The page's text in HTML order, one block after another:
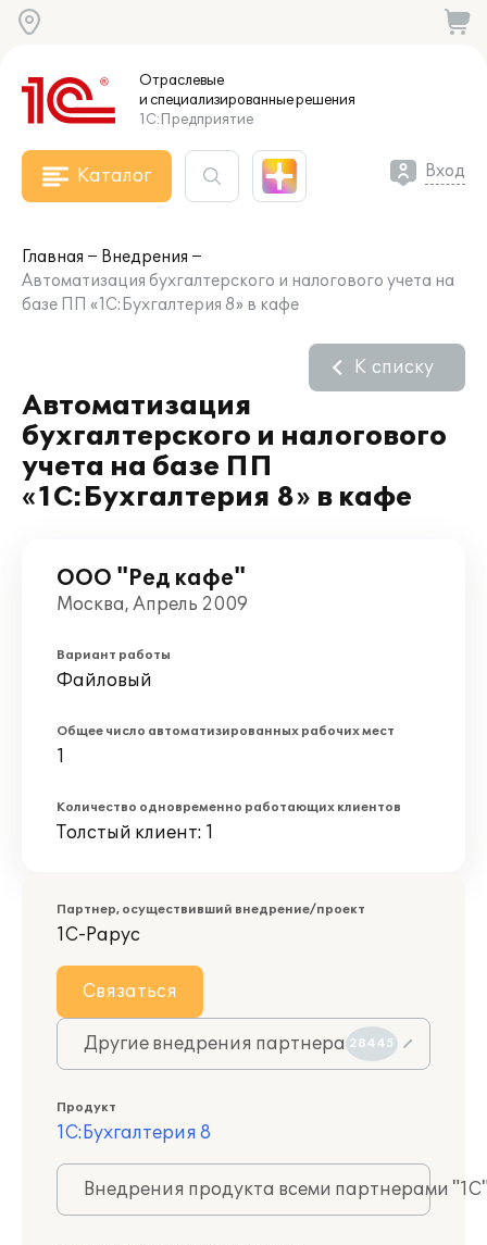
Отраслевые
и специализированныерешения
1С:Предприятие
Каталог Вход
Главная
Внедрения
Автоматизация бухгалтерского и налогового учета на
базе ПП «1С:Бухгалтерия 8» в кафе
Автоматизация
бухгалтерского и налогового
учета на базе ПП
«1С:Бухгалтерия 8» в кафе
К списку
ООО "Ред кафе"
Москва, Апрель 2009
Вариант работы
Файловый
Общее число автоматизированных рабочих мест
1
Количество одновременно работающих клиентов
Толстый клиент: 1
Партнер, осуществивший внедрение/проект
1С-Рарус
Связаться
Другие внедрения партнера 28445
Продукт
1С:Бухгалтерия 8
Внедрения продукта всеми партнерами